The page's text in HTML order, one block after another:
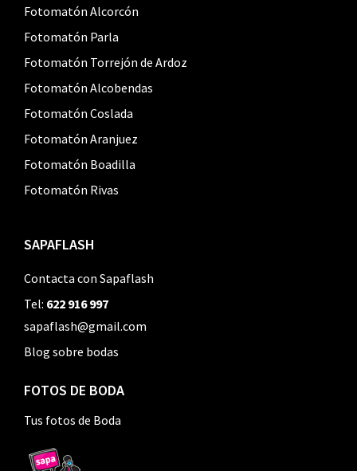
Fotomatón Alcorcón
Fotomatón Parla
Fotomatón Torrejón de Ardoz
Fotomatón Alcobendas
Fotomatón Coslada
Fotomatón Aranjuez
Fotomatón Boadilla
Fotomatón Rivas
SAPAFLASH
Contacta con Sapaflash
Tel: 622 916 997
sapaflash@gmail.com
Blog sobre bodas
FOTOS DE BODA
Tus fotos de Boda